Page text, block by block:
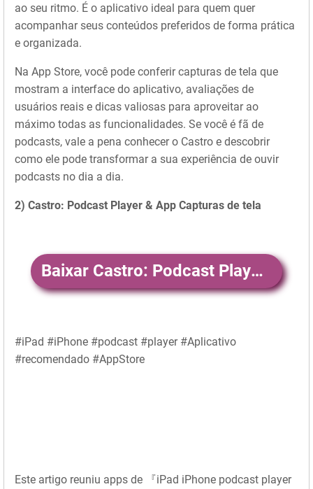
ao seu ritmo. É o aplicativo ideal para quem quer
acompanhar seus conteúdos preferidos de forma prática
e organizada.
Na App Store, você pode conferir capturas de tela que
mostram a interface do aplicativo, avaliações de
usuários reais e dicas valiosas para aproveitar ao
máximo todas as funcionalidades. Se você é fã de
podcasts, vale a pena conhecer o Castro e descobrir
como ele pode transformar a sua experiência de ouvir
podcasts no dia a dia.
2) Castro: Podcast Player & App Capturas de tela
Baixar Castro: Podcast Player & App
#iPad #iPhone #podcast #player #Aplicativo
#recomendado #AppStore
Este artigo reuniu apps de 『iPad iPhone podcast player